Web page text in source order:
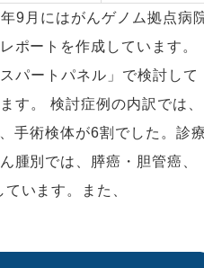
9月にはがんゲノム拠点病
ポートを作成しています。
パートパネル」で検討して
す。 検討症例の内訳では、
手術検体が6割でした。診
腫別では、膵癌・胆管癌、
います。また、